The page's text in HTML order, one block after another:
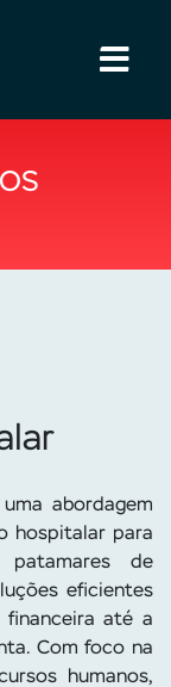
×
abordagem
hospitalar para
de
eficientes
até a
Com foco na
humanos,